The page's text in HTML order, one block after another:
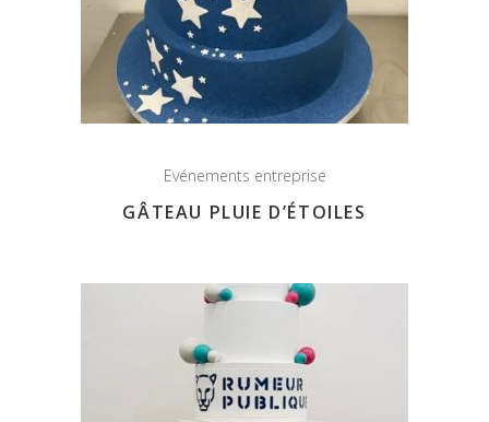
Evénements entreprise
GÂTEAU PLUIE D’ÉTOILES